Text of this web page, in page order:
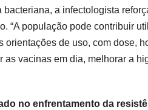
a infectologista
“A população pode contribuir
orientações de uso, com dose,
as vacinas em dia, melhorar a
no enfrentamento da